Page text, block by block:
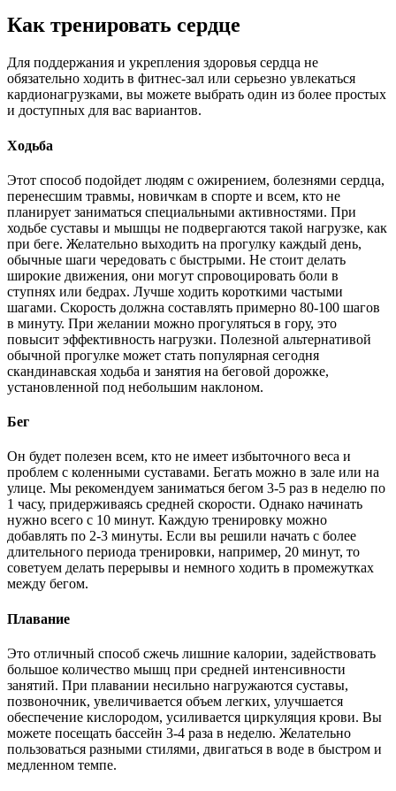
Как тренировать сердце
Для поддержания и укрепления здоровья сердца не
обязательно ходить в фитнес-зал или серьезно увлекаться
кардионагрузками, вы можете выбрать один из более простых
и доступных для вас вариантов.
Ходьба
Этот способ подойдет людям с ожирением, болезнями сердца,
перенесшим травмы, новичкам в спорте и всем, кто не
планирует заниматься специальными активностями. При
ходьбе суставы и мышцы не подвергаются такой нагрузке, как
при беге. Желательно выходить на прогулку каждый день,
обычные шаги чередовать с быстрыми. Не стоит делать
широкие движения, они могут спровоцировать боли в
ступнях или бедрах. Лучше ходить короткими частыми
шагами. Скорость должна составлять примерно 80-100 шагов
в минуту. При желании можно прогуляться в гору, это
повысит эффективность нагрузки. Полезной альтернативой
обычной прогулке может стать популярная сегодня
скандинавская ходьба и занятия на беговой дорожке,
установленной под небольшим наклоном.
Бег
Он будет полезен всем, кто не имеет избыточного веса и
проблем с коленными суставами. Бегать можно в зале или на
улице. Мы рекомендуем заниматься бегом 3-5 раз в неделю по
1 часу, придерживаясь средней скорости. Однако начинать
нужно всего с 10 минут. Каждую тренировку можно
добавлять по 2-3 минуты. Если вы решили начать с более
длительного периода тренировки, например, 20 минут, то
советуем делать перерывы и немного ходить в промежутках
между бегом.
Плавание
Это отличный способ сжечь лишние калории, задействовать
большое количество мышц при средней интенсивности
занятий. При плавании несильно нагружаются суставы,
позвоночник, увеличивается объем легких, улучшается
обеспечение кислородом, усиливается циркуляция крови. Вы
можете посещать бассейн 3-4 раза в неделю. Желательно
пользоваться разными стилями, двигаться в воде в быстром и
медленном темпе.